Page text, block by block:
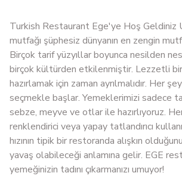
Turkish Restaurant Ege'ye Hoş Geldiniz
mutfağı şüphesiz dünyanın en zengin
Birçok tarif yüzyıllar boyunca nesilden
birçok kültürden etkilenmiştir. Lezzetli
hazırlamak için zaman ayrılmalıdır. Her
seçmekle başlar. Yemeklerimizi sadece
sebze, meyve ve otlar ile hazırlıyoruz.
renklendirici veya yapay tatlandırıcı
hızının tipik bir restoranda alışkın
yavaş olabileceği anlamına gelir. EGE
yemeğinizin tadını çıkarmanızı umuyor!